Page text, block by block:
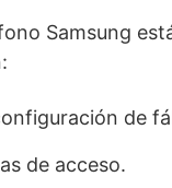
Samsung
de
de acceso.